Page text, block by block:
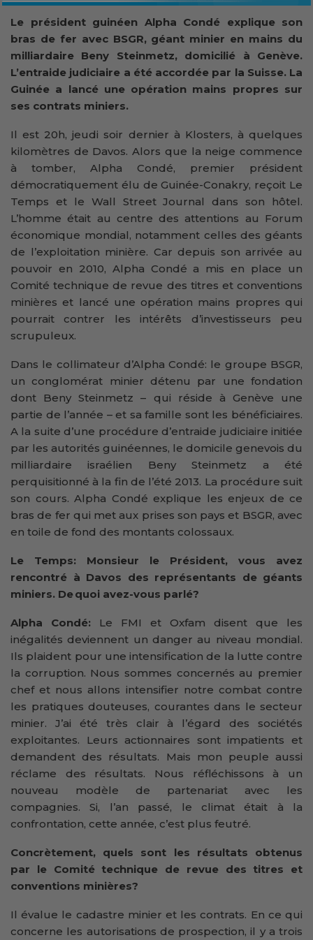
Le président guinéen Alpha Condé explique son
bras de fer avec BSGR, géant minier en mains du
milliardaire Beny Steinmetz, domicilié à Genève.
L’entraide judiciaire a été accordée par la Suisse. La
Guinée a lancé une opération mains propres sur
ses contrats miniers.
Il est 20h, jeudi soir dernier à Klosters, à quelques
kilomètres de Davos. Alors que la neige commence
à tomber, Alpha Condé, premier président
démocratiquement élu de Guinée-Conakry, reçoit Le
Temps et le Wall Street Journal dans son hôtel.
L’homme était au centre des attentions au Forum
économique mondial, notamment celles des géants
de l’exploitation minière. Car depuis son arrivée au
pouvoir en 2010, Alpha Condé a mis en place un
Comité technique de revue des titres et conventions
minières et lancé une opération mains propres qui
pourrait contrer les intérêts d’investisseurs peu
scrupuleux.
Dans le collimateur d’Alpha Condé: le groupe BSGR,
un conglomérat minier détenu par une fondation
dont Beny Steinmetz – qui réside à Genève une
partie de l’année – et sa famille sont les bénéficiaires.
A la suite d’une procédure d’entraide judiciaire initiée
par les autorités guinéennes, le domicile genevois du
milliardaire israélien Beny Steinmetz a été
perquisitionné à la fin de l’été 2013. La procédure suit
son cours. Alpha Condé explique les enjeux de ce
bras de fer qui met aux prises son pays et BSGR, avec
en toile de fond des montants colossaux.
Le Temps: Monsieur le Président, vous avez
rencontré à Davos des représentants de géants
miniers. De quoi avez-vous parlé?
Alpha Condé: Le FMI et Oxfam disent que les
inégalités deviennent un danger au niveau mondial.
Ils plaident pour une intensification de la lutte contre
la corruption. Nous sommes concernés au premier
chef et nous allons intensifier notre combat contre
les pratiques douteuses, courantes dans le secteur
minier. J’ai été très clair à l’égard des sociétés
exploitantes. Leurs actionnaires sont impatients et
demandent des résultats. Mais mon peuple aussi
réclame des résultats. Nous réfléchissons à un
nouveau modèle de partenariat avec les
compagnies. Si, l’an passé, le climat était à la
confrontation, cette année, c’est plus feutré.
Concrètement, quels sont les résultats obtenus
par le Comité technique de revue des titres et
conventions minières?
Il évalue le cadastre minier et les contrats. En ce qui
concerne les autorisations de prospection, il y a trois